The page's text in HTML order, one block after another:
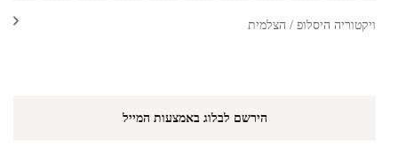
ויקטוריה היסלופ / הצלמית
הירשם לבלוג באמצעות המייל